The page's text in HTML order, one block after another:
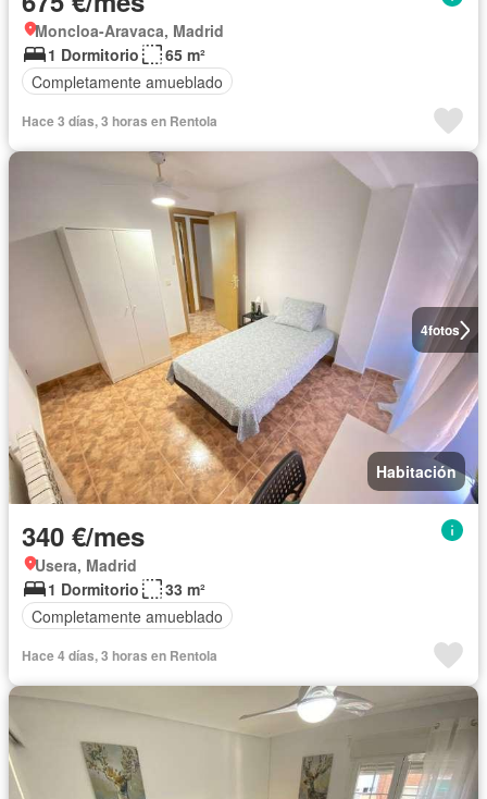
Moncloa-Aravaca, Madrid
1 Dormitorio
65 m²
Completamente amueblado
Hace 3 días, 3 horas en Rentola
4fotos
Habitación
340 €/mes
Usera, Madrid
1 Dormitorio
33 m²
Completamente amueblado
Hace 4 días, 3 horas en Rentola